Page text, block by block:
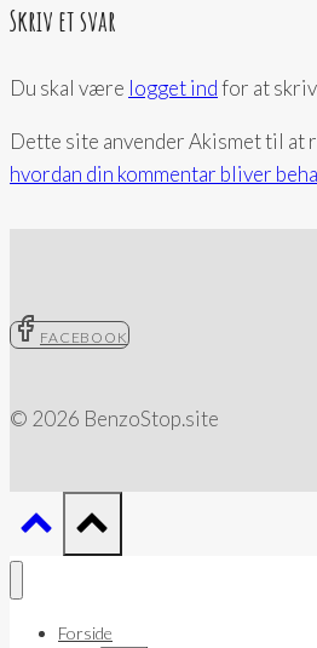
Skriv et svar
Du skal være logget indfor at
Dette site anvender Akismet til at
hvordan din kommentar bliver
FACEBOOK
© 2026 BenzoStop.site
Forside